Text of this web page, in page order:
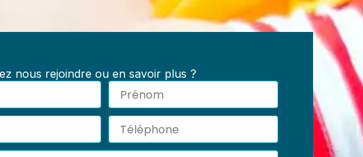
nous rejoindre ou en savoir plus ?
Prénom
Téléphone
des
mineurs :
sociales,
d’acquérir